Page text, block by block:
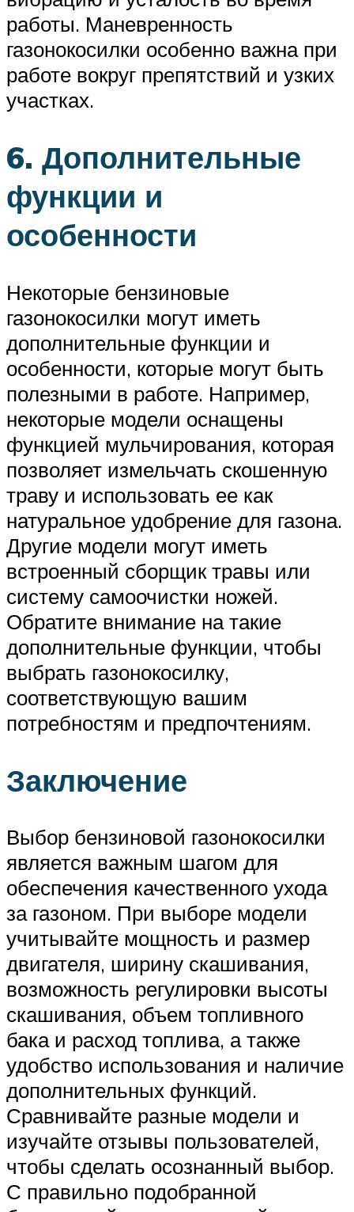
работы. Маневренность
газонокосилки особенно важна при
работе вокруг препятствий и узких
участках.
6. Дополнительные
функции и
особенности
Некоторые бензиновые
газонокосилки могут иметь
дополнительные функции и
особенности, которые могут быть
полезными в работе. Например,
некоторые модели оснащены
функцией мульчирования, которая
позволяет измельчать скошенную
траву и использовать ее как
натуральное удобрение для газона.
Другие модели могут иметь
встроенный сборщик травы или
систему самоочистки ножей.
Обратите внимание на такие
дополнительные функции, чтобы
выбрать газонокосилку,
соответствующую вашим
потребностям и предпочтениям.
Заключение
Выбор бензиновой газонокосилки
является важным шагом для
обеспечения качественного ухода
за газоном. При выборе модели
учитывайте мощность и размер
двигателя, ширину скашивания,
возможность регулировки высоты
скашивания, объем топливного
бака и расход топлива, а также
удобство использования и наличие
дополнительных функций.
Сравнивайте разные модели и
изучайте отзывы пользователей,
чтобы сделать осознанный выбор.
С правильно подобранной